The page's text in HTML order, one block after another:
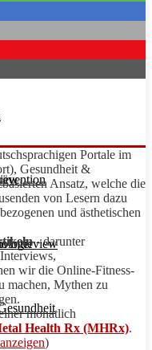
Interview
Portale im
), Gesundheit &
Ansatz, welche die
von Lesern dazu
und ästhetischen
- darunter
wir die Online-Fitness-
machen, Mythen zu
monatlich
Health Rx (MHRx).
)